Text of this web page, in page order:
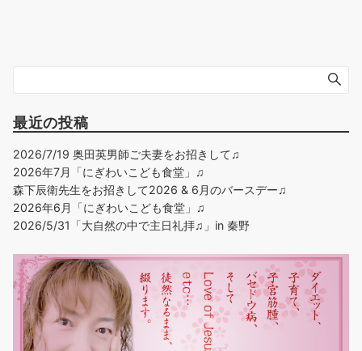
最近の投稿
2026/7/19 奥田英男師ご夫妻をお招きして♫
2026年7月「にぎわいこども食堂」♫
森下辰衛先生をお招きして2026 & 6月のバースデー♫
2026年6月「にぎわいこども食堂」♫
2026/5/31「大自然の中で主日礼拝♫」in 秦野